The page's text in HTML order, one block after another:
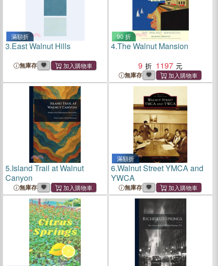
滿額折
3.East Walnut Hills
無庫存
90 折
4.The Walnut Mansion
9
1197
無庫存
5.Island Trail at Walnut
Canyon
無庫存
滿額折
6.Walnut Street YMCA and
YWCA
無庫存